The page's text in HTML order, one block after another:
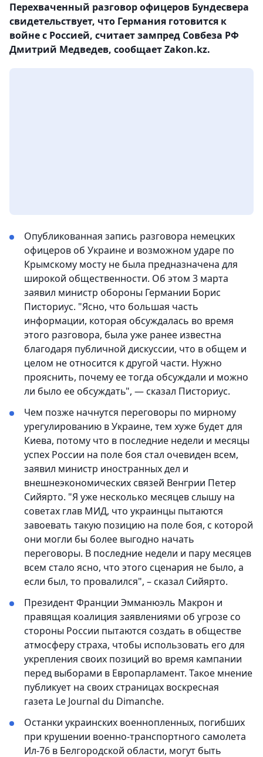
Перехваченный разговор офицеров Бундесвера
свидетельствует, что Германия готовится к
войне с Россией, считает зампред Совбеза РФ
Дмитрий Медведев, сообщает Zakon.kz.
Опубликованная запись разговора немецких
офицеров об Украине и возможном ударе по
Крымскому мосту не была предназначена для
широкой общественности. Об этом 3 марта
заявил министр обороны Германии Борис
Писториус. "Ясно, что большая часть
информации, которая обсуждалась во время
этого разговора, была уже ранее известна
благодаря публичной дискуссии, что в общем и
целом не относится к другой части. Нужно
прояснить, почему ее тогда обсуждали и можно
ли было ее обсуждать", — сказал Писториус.
Чем позже начнутся переговоры по мирному
урегулированию в Украине, тем хуже будет для
Киева, потому что в последние недели и месяцы
успех России на поле боя стал очевиден всем,
заявил министр иностранных дел и
внешнеэкономических связей Венгрии Петер
Сийярто. "Я уже несколько месяцев слышу на
советах глав МИД, что украинцы пытаются
завоевать такую позицию на поле боя, с которой
они могли бы более выгодно начать
переговоры. В последние недели и пару месяцев
всем стало ясно, что этого сценария не было, а
если был, то провалился", – сказал Сийярто.
Президент Франции Эмманюэль Макрон и
правящая коалиция заявлениями об угрозе со
стороны России пытаются создать в обществе
атмосферу страха, чтобы использовать его для
укрепления своих позиций во время кампании
перед выборами в Европарламент. Такое мнение
публикует на своих страницах воскресная
газета Le Journal du Dimanche.
Останки украинских военнопленных, погибших
при крушении военно-транспортного самолета
Ил-76 в Белгородской области, могут быть